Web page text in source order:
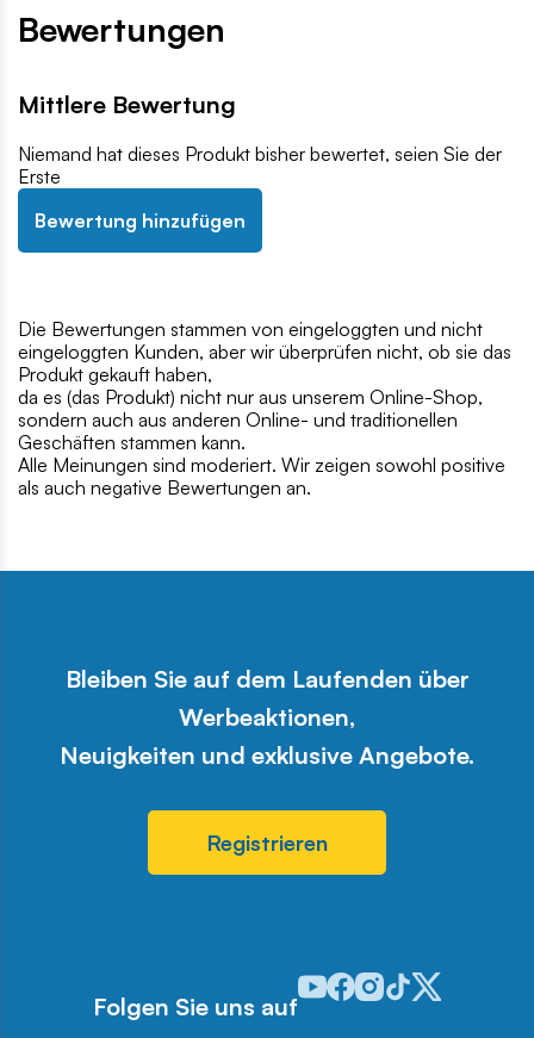
Bewertungen
Mittlere Bewertung
Niemand hat dieses Produkt bisher bewertet, seien Sie der
Erste
Bewertung hinzufügen
Die Bewertungen stammen von eingeloggten und nicht
eingeloggten Kunden, aber wir überprüfen nicht, ob sie das
Produkt gekauft haben,
da es (das Produkt) nicht nur aus unserem Online-Shop,
sondern auch aus anderen Online- und traditionellen
Geschäften stammen kann.
Alle Meinungen sind moderiert. Wir zeigen sowohl positive
als auch negative Bewertungen an.
Bleiben Sie auf dem Laufenden über
Werbeaktionen,
Neuigkeiten und exklusive Angebote.
Registrieren
Folgen Sie uns auf
Odwiedź nasz profil w
Odwiedź nasz profil w
Odwiedź nasz profil w
Odwiedź nasz
Odwiedź nasz